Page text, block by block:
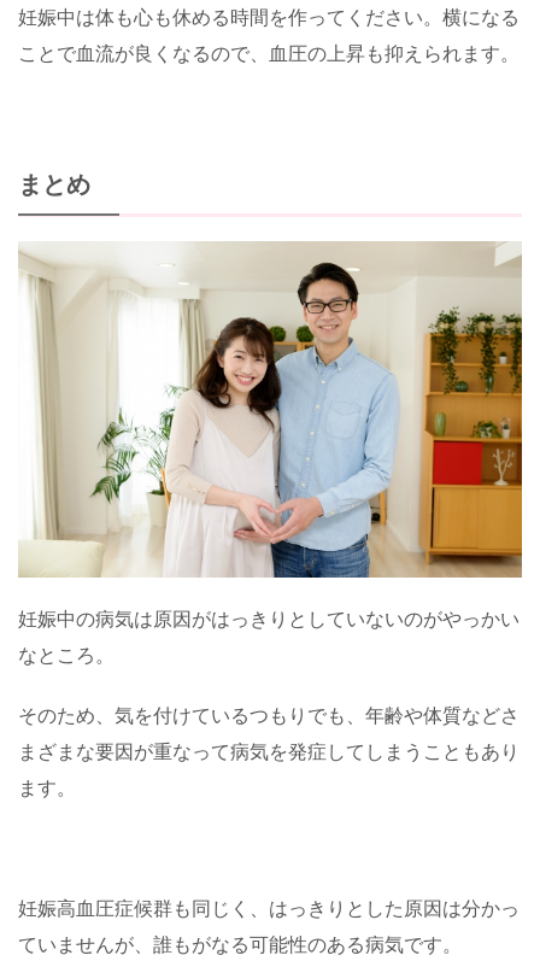
妊娠中は体も心も休める時間を作ってください。横になる
ことで血流が良くなるので、血圧の上昇も抑えられます。
まとめ
妊娠中の病気は原因がはっきりとしていないのがやっかい
なところ。
そのため、気を付けているつもりでも、年齢や体質などさ
まざまな要因が重なって病気を発症してしまうこともあり
ます。
妊娠高血圧症候群も同じく、はっきりとした原因は分かっ
ていませんが、誰もがなる可能性のある病気です。